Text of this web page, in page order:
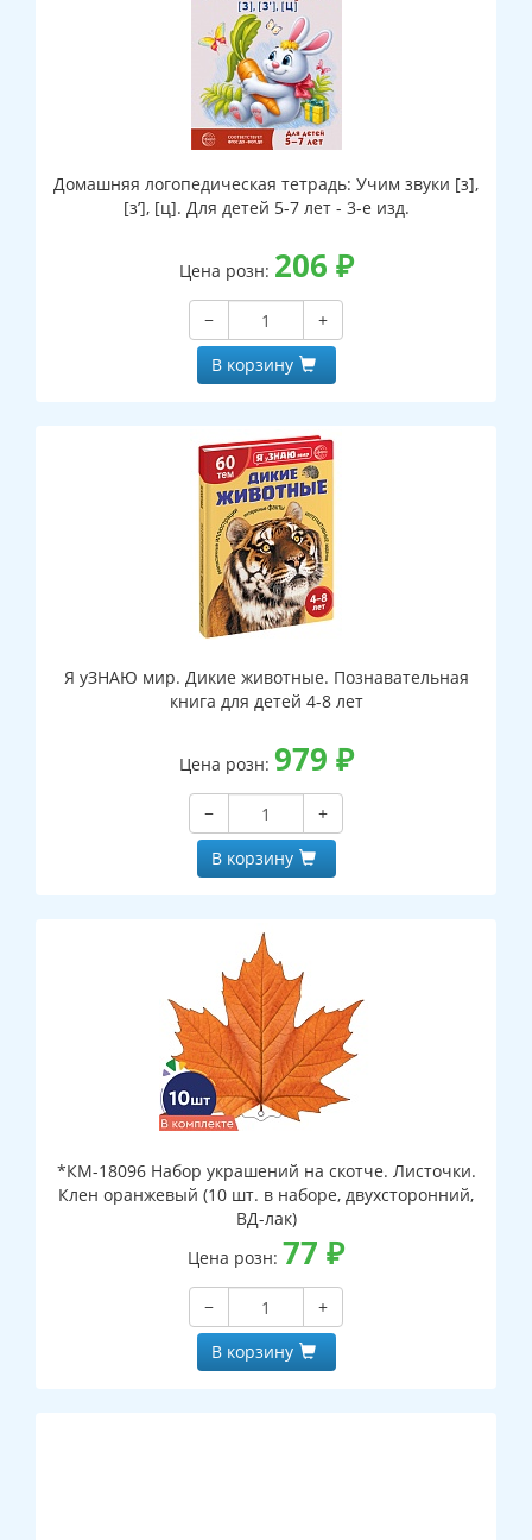
Домашняя логопедическая тетрадь: Учим звуки [з],
[з’], [ц]. Для детей 5-7 лет - 3-е изд.
Цена розн: 206 ₽
−
+
В корзину
Я уЗНАЮ мир. Дикие животные. Познавательная
книга для детей 4-8 лет
Цена розн: 979 ₽
−
+
В корзину
*КМ-18096 Набор украшений на скотче. Листочки.
Клен оранжевый (10 шт. в наборе, двухсторонний,
ВД-лак)
Цена розн: 77 ₽
−
+
В корзину